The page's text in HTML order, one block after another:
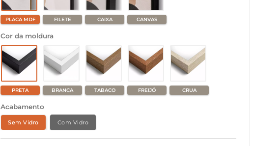
PLACA MDF FILETE CAIXA CANVAS
Cor da moldura
PRETA BRANCA TABACO FREIJÓ CRUA
Acabamento
Sem Vidro Com Vidro